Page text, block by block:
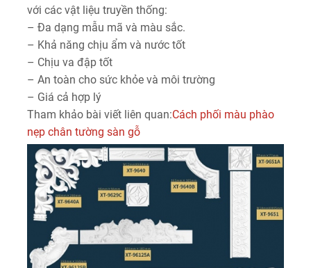
với các vật liệu truyền thống:
– Đa dạng mẫu mã và màu sắc.
– Khả năng chịu ẩm và nước tốt
– Chịu va đập tốt
– An toàn cho sức khỏe và môi trường
– Giá cả hợp lý
Tham khảo bài viết liên quan:Cách phối màu phào
nẹp chân tường sàn gỗ